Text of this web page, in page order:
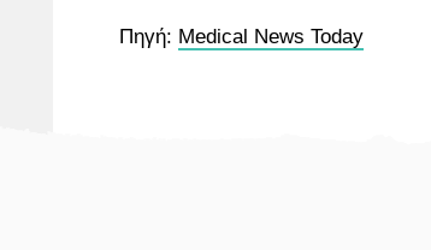
Πηγή: Medical News Today